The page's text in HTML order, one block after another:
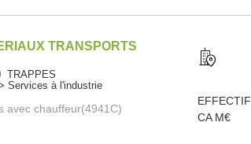
TRANSPORTS
TRAPPES
Services à l'industrie
avec chauffeur(4941C)
EFFECTIF
CA M€